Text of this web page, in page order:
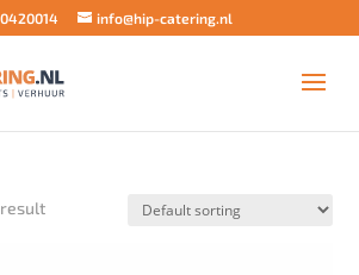
info@hip-catering.nl